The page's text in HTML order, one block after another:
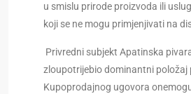
u smislu prirode proizvoda ili
koji se ne mogu primjenjivati na
Privredni subjekt Apatinska
zloupotrijebio dominantni položaj
Kupoprodajnog ugovora